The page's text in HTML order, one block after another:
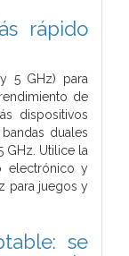
rápido
5 GHz) para
de
dispositivos
duales
GHz. Utilice la
electrónico y
para juegos y
se